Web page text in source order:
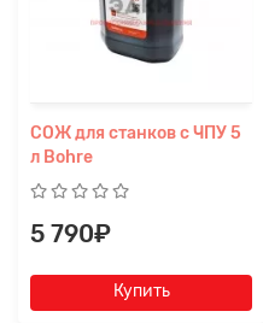
СОЖ для станков с ЧПУ 5
л Bohre
5 790₽
Купить